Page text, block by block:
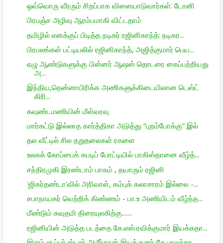
ஒவ்வொரு வீரரும் சிறப்பாக விளையாடுவார்கள்: டோனி
பிரபஞ்ச அழிவு ஆரம்பமாகி விட்டதாம்
தமிழில் எனக்குப் பிடித்த நடிகர் ரஜினிகாந்த்: நடிகர...
பிரபலங்கள் பட்டியலில் ரஜினிகாந்த், அஜித்குமார் பெய...
ஏழு ஆண்டுகளுக்கு பின்னர் ஆஷஸ் தொடரை கைப்பற்றியது
அ...
இந்திய,தென்னாபிரிக்க அணிகளுக்கிடையிலான டெஸ்ட்
கிரி...
கவுண்டமணியின் மீள்வரவு
மார்கட்டு இல்லாத கார்த்திகா அடுத்து “புறம்போக்கு” இல்
தல வீட்டில் சில தறுதலைகள் ரகளை
உலகக் கோப்பைக் கபடிப் போட்டியில் பாகிஸ்தானை வீழ்த்...
சந்திரமுகி இரண்டாம் பாகம் , தயாரும் ரஜினி
'ஜிகர்தண்டா'வில் அரிவாள், கம்புக் கலாசாரம் இல்லை -...
சபாநாயகர் வெற்றிக் கிண்ணம் - பா.உ அணியிடம் வீழ்ந்த...
மீண்டும் கவுதமி திரையுலகிற்கு.......
ரஜினியின் அடுத்த படத்தை கே.எஸ்.ரவிக்குமார் இயக்கதா...